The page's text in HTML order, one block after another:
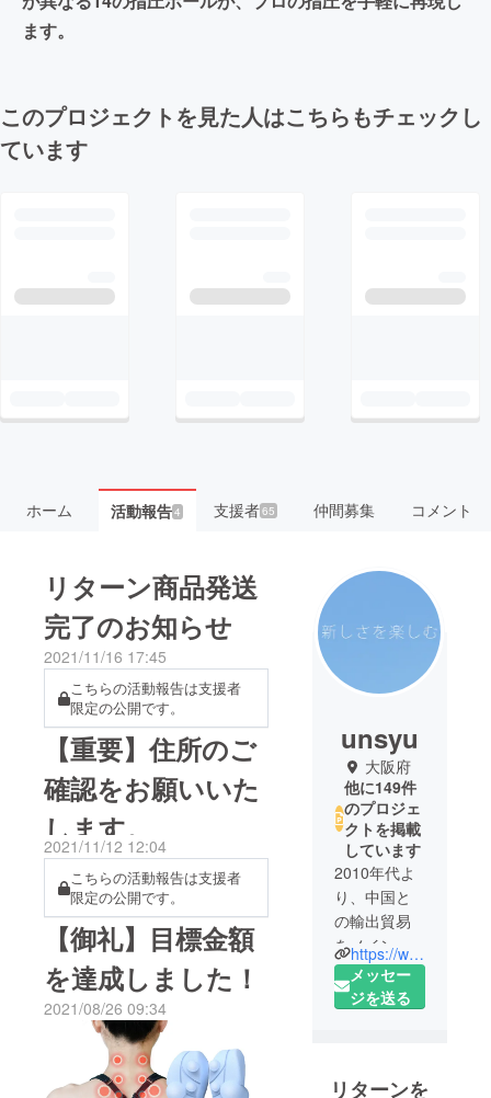
ます。
このプロジェクトを見た人はこちらもチェックし
ています
ホーム 活動報告4 支援者65 仲間募集 コメント
リターン商品発送
完了のお知らせ
2021/11/16 17:45
こちらの活動報告は支援者
限定の公開です。
【重要】住所のご
確認をお願いいた
します。
2021/11/12 12:04
こちらの活動報告は支援者
限定の公開です。
【御礼】目標金額
を達成しました！
2021/08/26 09:34
unsyu
大阪府
他に149件
のプロジェ
クトを掲載
しています
2010年代よ
り、中国と
の輸出貿易
をメイン業
務として、
会社を設立
入し、業務
https://www.facebook.com/Unsyu-225446938330839/
メッセー
ジを送る
リターンを